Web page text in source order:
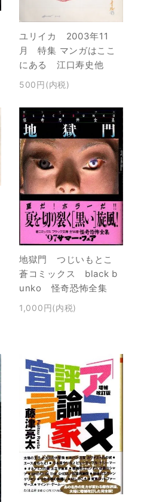
ユリイカ 2003年11
月 特集 マンガはここ
にある 江口寿史他
500円(内税)
地獄門 つじいもとこ
蒼コミックス black b
unko 怪奇恐怖全集
1,000円(内税)